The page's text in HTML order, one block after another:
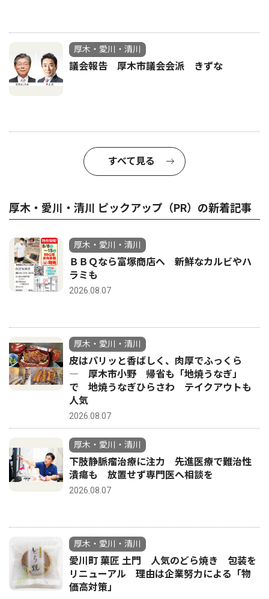
厚木・愛川・清川
議会報告 厚木市議会会派 きずな
すべて見る
厚木・愛川・清川 ピックアップ（PR）の新着記事
厚木・愛川・清川
ＢＢＱなら富塚商店へ 新鮮なカルビやハ
ラミも
2026.08.07
厚木・愛川・清川
皮はパリッと香ばしく、肉厚でふっくら
― 厚木市小野 帰省も「地焼うなぎ」
で 地焼うなぎひらさわ テイクアウトも
人気
2026.08.07
厚木・愛川・清川
下肢静脈瘤治療に注力 先進医療で難治性
潰瘍も 放置せず専門医へ相談を
2026.08.07
厚木・愛川・清川
愛川町 菓匠 土門 人気のどら焼き 包装を
リニューアル 理由は企業努力による「物
価高対策」